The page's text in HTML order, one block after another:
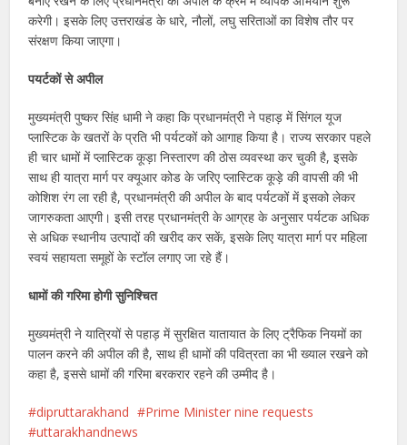
करेगी। इसके लिए उत्तराखंड के धारे, नौलों, लघु सरिताओं का विशेष तौर पर
संरक्षण किया जाएगा।
पयर्टकों से अपील
मुख्यमंत्री पुष्कर सिंह धामी ने कहा कि प्रधानमंत्री ने पहाड़ में सिंगल यूज
प्लास्टिक के खतरों के प्रति भी पर्यटकों को आगाह किया है। राज्य सरकार पहले
ही चार धामों में प्लास्टिक कूड़ा निस्तारण की ठोस व्यवस्था कर चुकी है, इसके
साथ ही यात्रा मार्ग पर क्यूआर कोड के जरिए प्लास्टिक कूड़े की वापसी की भी
कोशिश रंग ला रही है, प्रधानमंत्री की अपील के बाद पर्यटकों में इसको लेकर
जागरुकता आएगी। इसी तरह प्रधानमंत्री के आग्रह के अनुसार पर्यटक अधिक
से अधिक स्थानीय उत्पादों की खरीद कर सकें, इसके लिए यात्रा मार्ग पर महिला
स्वयं सहायता समूहों के स्टॉल लगाए जा रहे हैं।
धामों की गरिमा होगी सुनिश्चित
मुख्यमंत्री ने यात्रियों से पहाड़ में सुरक्षित यातायात के लिए ट्रैफिक नियमों का
पालन करने की अपील की है, साथ ही धामों की पवित्रता का भी ख्याल रखने को
कहा है, इससे धामों की गरिमा बरकरार रहने की उम्मीद है।
dipruttarakhand
Prime Minister nine requests
uttarakhandnews